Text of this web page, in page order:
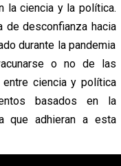
la ciencia y la política.
de desconfianza hacia
durante la pandemia
o no de las
ciencia y política
basados en la
que adhieran a esta